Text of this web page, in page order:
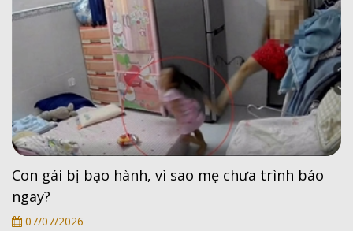
Con gái bị bạo hành, vì sao mẹ chưa trình báo
ngay?
07/07/2026